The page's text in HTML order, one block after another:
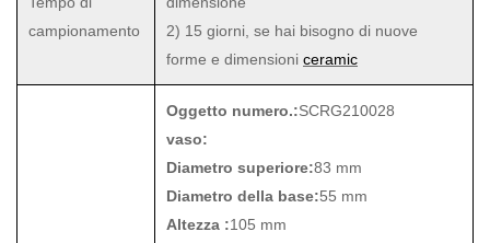
campionamento
2) 15 giorni, se hai bisogno di nuove
forme e dimensioni ceramic
Oggetto numero.:SCRG210028
vaso:
Diametro superiore:83 mm
Diametro della base:55 mm
Altezza :105 mm